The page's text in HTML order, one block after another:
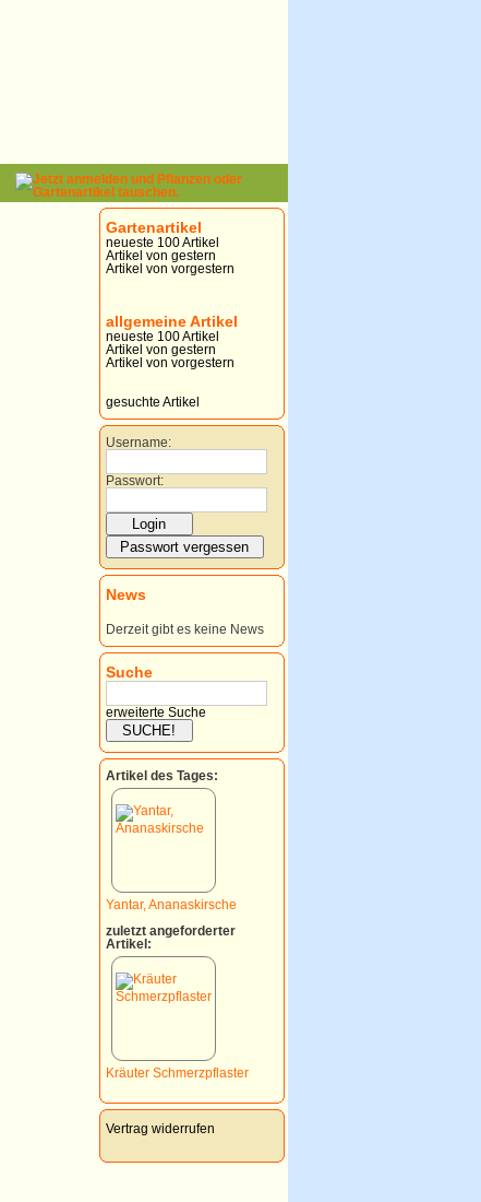
Gartenartikel
neueste 100 Artikel
Artikel von gestern
Artikel von vorgestern
allgemeine Artikel
neueste 100 Artikel
Artikel von gestern
Artikel von vorgestern
gesuchte Artikel
Username:
Passwort:
News
Derzeit gibt es keine News
Suche
erweiterte Suche
Artikel des Tages:
Yantar, Ananaskirsche
zuletzt angeforderter
Artikel:
Kräuter Schmerzpflaster
Vertrag widerrufen